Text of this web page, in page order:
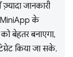
जानकारी
MiniApp के
बेहतर बनाएगा,
किया जा सके.